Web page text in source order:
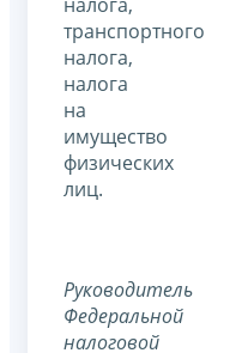
транспортного
налога,
налога
на
имущество
физических
лиц.
Руководитель
Федеральной
налоговой